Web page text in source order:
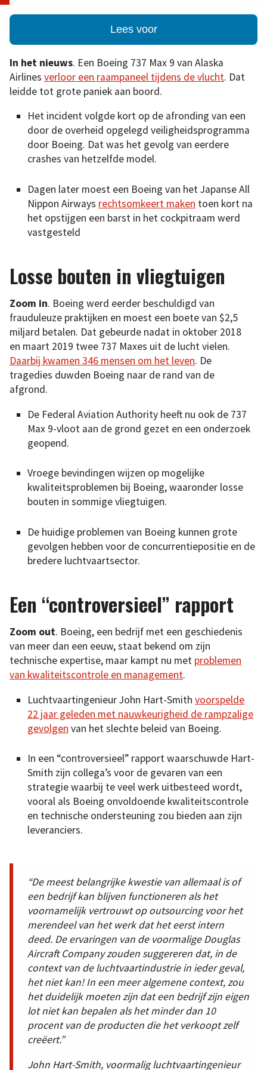
Lees voor
In het nieuws. Een Boeing 737 Max 9 van Alaska
Airlines verloor een raampaneel tijdens de vlucht. Dat
leidde tot grote paniek aan boord.
Het incident volgde kort op de afronding van een
door de overheid opgelegd veiligheidsprogramma
door Boeing. Dat was het gevolg van eerdere
crashes van hetzelfde model.
Dagen later moest een Boeing van het Japanse All
Nippon Airways rechtsomkeert maken toen kort na
het opstijgen een barst in het cockpitraam werd
vastgesteld
Losse bouten in vliegtuigen
Zoom in. Boeing werd eerder beschuldigd van
frauduleuze praktijken en moest een boete van $2,5
miljard betalen. Dat gebeurde nadat in oktober 2018
en maart 2019 twee 737 Maxes uit de lucht vielen.
Daarbij kwamen 346 mensen om het leven. De
tragedies duwden Boeing naar de rand van de
afgrond.
De Federal Aviation Authority heeft nu ook de 737
Max 9-vloot aan de grond gezet en een onderzoek
geopend.
Vroege bevindingen wijzen op mogelijke
kwaliteitsproblemen bij Boeing, waaronder losse
bouten in sommige vliegtuigen.
De huidige problemen van Boeing kunnen grote
gevolgen hebben voor de concurrentiepositie en de
bredere luchtvaartsector.
Een “controversieel” rapport
Zoom out. Boeing, een bedrijf met een geschiedenis
van meer dan een eeuw, staat bekend om zijn
technische expertise, maar kampt nu met problemen
van kwaliteitscontrole en management.
Luchtvaartingenieur John Hart-Smith voorspelde
22 jaar geleden met nauwkeurigheid de rampzalige
gevolgen van het slechte beleid van Boeing.
In een “controversieel” rapport waarschuwde Hart-
Smith zijn collega’s voor de gevaren van een
strategie waarbij te veel werk uitbesteed wordt,
vooral als Boeing onvoldoende kwaliteitscontrole
en technische ondersteuning zou bieden aan zijn
leveranciers.
“De meest belangrijke kwestie van allemaal is of
een bedrijf kan blijven functioneren als het
voornamelijk vertrouwt op outsourcing voor het
merendeel van het werk dat het eerst intern
deed. De ervaringen van de voormalige Douglas
Aircraft Company zouden suggereren dat, in de
context van de luchtvaartindustrie in ieder geval,
het niet kan! In een meer algemene context, zou
het duidelijk moeten zijn dat een bedrijf zijn eigen
lot niet kan bepalen als het minder dan 10
procent van de producten die het verkoopt zelf
creëert.”
John Hart-Smith, voormalig luchtvaartingenieur